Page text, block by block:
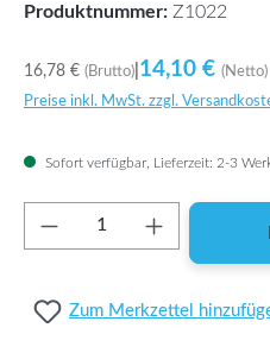
Produktnummer: Z1022
16,78 € (Brutto) 14,10 € (Netto)
Preise inkl. MwSt. zzgl.
Sofort verfügbar, Lieferzeit: 2-3
Produkt Anzahl: Gib
Zum Merkzettel